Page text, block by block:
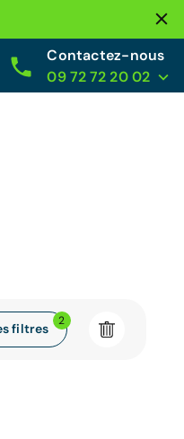
Contactez-nous
09 72 72 20 02
filtres
2